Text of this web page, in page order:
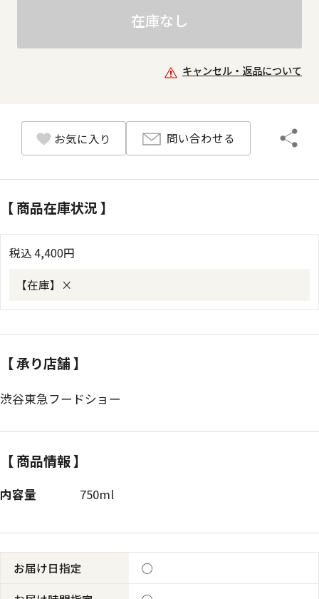
在庫なし
キャンセル・返品について
お気に入り 問い合わせる
【 商品在庫状況 】
税込4,400円
【在庫】 ×
【 承り店舗 】
渋谷東急フードショー
【 商品情報 】
内容量 750ml
お届け日指定
◯